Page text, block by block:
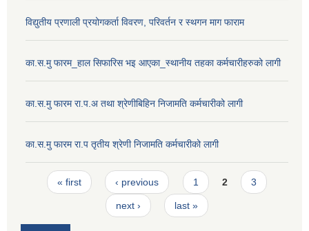
विद्युतीय प्रणाली प्रयोगकर्ता विवरण, परिवर्तन र स्थगन माग फाराम
का.स.मु फारम_हाल सिफारिस भइ आएका_स्थानीय तहका कर्मचारीहरुको लागी
का.स.मु फारम रा.प.अ तथा श्रेणीबिहिन निजामति कर्मचारीको लागी
का.स.मु फारम रा.प तृतीय श्रेणी निजामति कर्मचारीको लागी
Pages
« first ‹ previous 1 2 3
next › last »